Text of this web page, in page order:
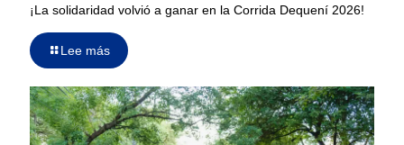
¡La solidaridad volvió a ganar en la Corrida Dequení 2026!
Lee más